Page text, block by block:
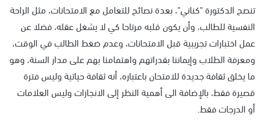
تنصح الدكتورة "كناني"، بعدة نصائح للتعامل مع الامتحانات، مثل الراحة
النفسية للطالب، وأن يكون قلبه مرتاحا كي لا يشغل عقله، فضلا عن
عمل اختبارات تجريبية قبل الامتحانات، وعدم ضغط الطالب في الوقت،
ومعرفة الطلاب وإيماننا بقدراتهم واهتمامنا بهم على مدار السنة، وهو
ما يخلق ثقافة جديدة للامتحان باعتباره، أنه ثقافة حياتية وليس فترة
قصيرة فقط، بالإضافة الى أهمية النظر إلى الانجازات وليس العلامات
أو الدرجات فقط.